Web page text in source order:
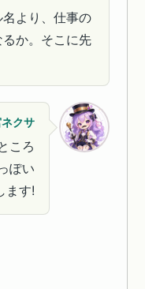
より、仕事の
か。そこに先
クサ
ころ
ぽい
ます!